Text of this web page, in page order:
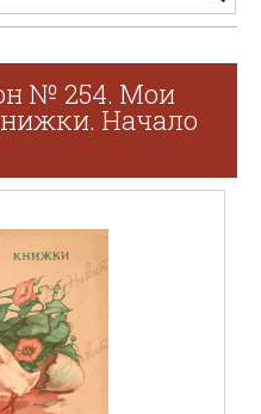
№ 254. Мои
Начало